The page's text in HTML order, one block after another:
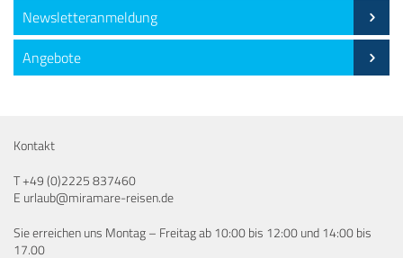
Newsletteranmeldung
Angebote
Kontakt
T+49 (0)2225 837460
E urlaub@miramare-reisen.de
Sie erreichen uns Montag – Freitag ab 10:00 bis 12:00 und 14:00 bis
17.00